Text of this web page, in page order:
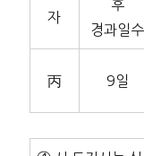
자
후
경과일수
丙 9일